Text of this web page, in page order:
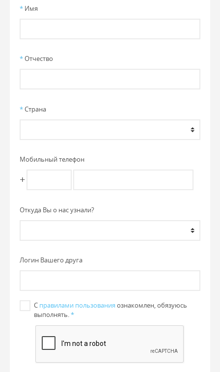
* Имя
*Отчество
*Страна
Мобильный телефон
+
Откуда Вы о нас узнали?
Логин Вашего друга
С правилами пользования ознакомлен, обязуюсь
выполнять.*